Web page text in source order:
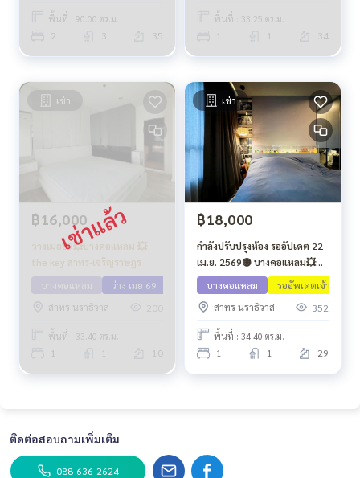
พื้นที่ : 90.00 ตร.ม.
2 3 35
พื้นที่ : 33.25 ตร.ม.
1 1 34
เช่า
฿16,000
ว่างเมย69💥บางคอแหลม 💥
the key สาทร-เจริญราษฎร
ว่าง เมย 69
สาทร นราธิวาส
200
พื้นที่ : 33.40 ตร.ม.
1 1 10
เช่า
฿18,000
กำลังปรับปรุงห้อง รออัปเดต 22
เม.ย. 2569🟡 บางคอแหลม💥
The Key Sathorn -
Charoenrat🔴🟢🟡
บางคอแหลม
รออัพเดตเจ้าของ
สาทร นราธิวาส
352
พื้นที่ : 34.40 ตร.ม.
1 1 29
ติดต่อสอบถามเพิ่มเติม
088-636-2624